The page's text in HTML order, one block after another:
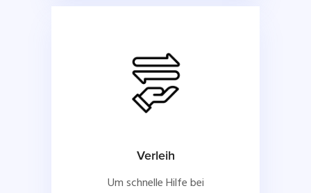
Verleih
Um schnelle Hilfe bei